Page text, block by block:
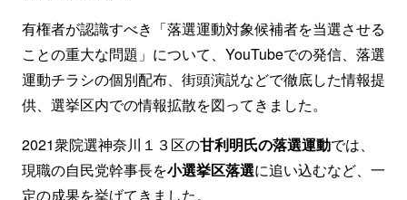
有権者が認識すべき「落選運動対象候補者を当選させる
ことの重大な問題」について、YouTubeでの発信、落選
運動チラシの個別配布、街頭演説などで徹底した情報提
供、選挙区内での情報拡散を図ってきました。
2021衆院選神奈川１３区の甘利明氏の落選運動では、
現職の自民党幹事長を小選挙区落選に追い込むなど、一
定の成果を挙げてきました。